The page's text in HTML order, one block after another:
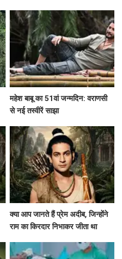
महेश बाबू का 51वां जन्मदिन: वराणसी
से नई तस्वीरें साझा
क्या आप जानते हैं प्रेम अदीब, जिन्होंने
राम का किरदार निभाकर जीता था